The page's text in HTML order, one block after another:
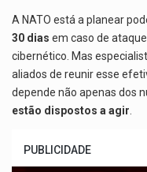
A NATO está a planear
30 dias em caso de
cibernético. Mas
aliados de reunir esse
depende não apenas dos
estão dispostos a agir
PUBLICIDADE